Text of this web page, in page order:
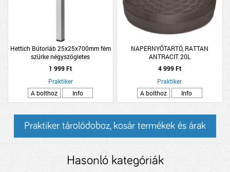
Hettich Bútorláb 25x25x700mm fém
szürke négyszögletes
1 999 Ft
Praktiker
A bolthoz
Info
NAPERNYŐTARTÓ, RATTAN
ANTRACIT 20L
4 999 Ft
Praktiker
A bolthoz
Info
Praktiker tárolódoboz, kosár termékek és árak
Hasonló kategóriák